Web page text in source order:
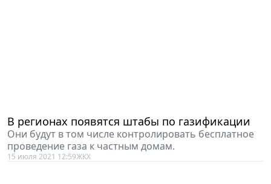
В регионах появятся штабы по газификации
Они будут в том числе контролировать бесплатное
проведение газа к частным домам.
15 июля 2021 12:59ЖКХ